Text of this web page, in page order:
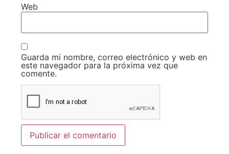
Web
Guarda mi nombre, correo electrónico y web en
este navegador para la próxima vez que
comente.